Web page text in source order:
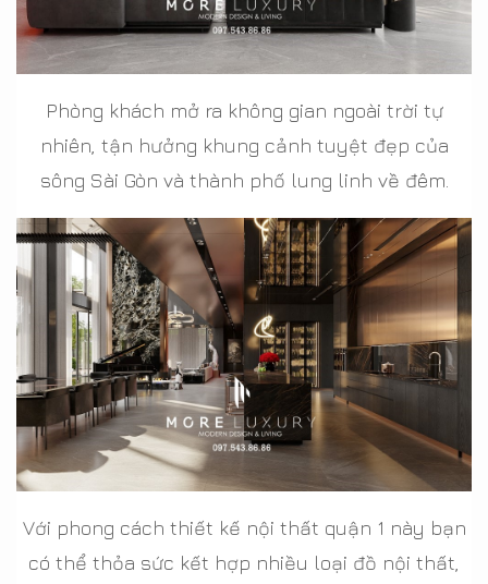
Phòng khách mở ra không gian ngoài trời tự
nhiên, tận hưởng khung cảnh tuyệt đẹp của
sông Sài Gòn và thành phố lung linh về đêm.
Với phong cách thiết kế nội thất quận 1 này bạn
có thể thỏa sức kết hợp nhiều loại đồ nội thất,